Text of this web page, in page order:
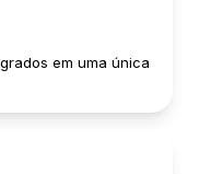
em uma única